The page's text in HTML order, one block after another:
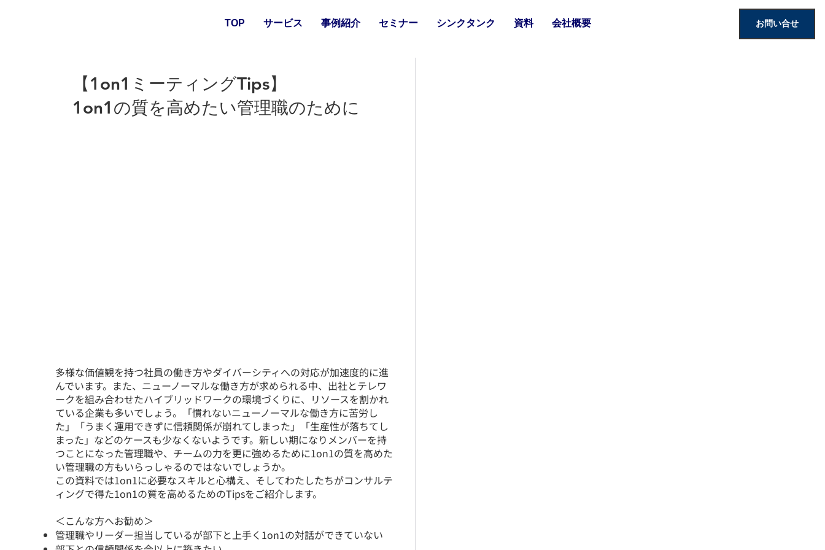
TOP サービス 事例紹介 セミナー シンクタンク 資料 会社概要 お問い合せ
【1on1ミーティングTips】
1on1の質を高めたい管理職のために
多様な価値観を持つ社員の働き方やダイバーシティへの対応が加速度的に進
んでいます。また、ニューノーマルな働き方が求められる中、出社とテレワ
ークを組み合わせたハイブリッドワークの環境づくりに、リソースを割かれ
ている企業も多いでしょう。「慣れないニューノーマルな働き方に苦労し
た」「うまく運用できずに信頼関係が崩れてしまった」「生産性が落ちてし
まった」などのケースも少なくないようです。新しい期になりメンバーを持
つことになった管理職や、チームの力を更に強めるために1on1の質を高めた
い管理職の方もいらっしゃるのではないでしょうか。
この資料では1on1に必要なスキルと心構え、そしてわたしたちがコンサルテ
ィングで得た1on1の質を高めるためのTipsをご紹介します。
​＜こんな方へお勧め＞
管理職やリーダー担当しているが部下と上手く1on1の対話ができていない